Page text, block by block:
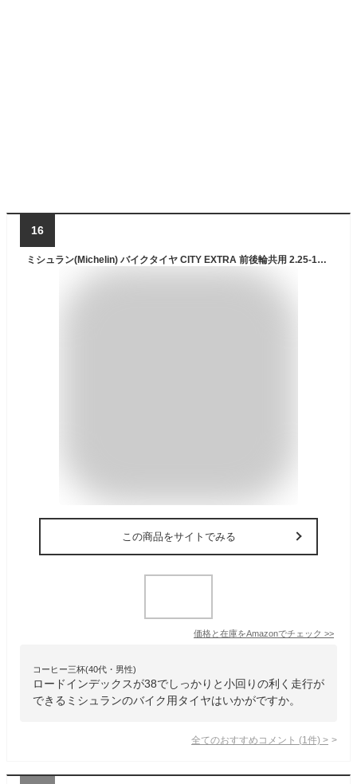
16
ミシュラン(Michelin) バイクタイヤ CITY EXTRA 前後輪共用 2.25-17 M/C 38P REINF チューブタイプ(TT) 321766
この商品をサイトでみる
価格と在庫をAmazonでチェック >>
コーヒー三杯(40代・男性)
ロードインデックスが38でしっかりと小回りの利く走行が
できるミシュランのバイク用タイヤはいかがですか。
全てのおすすめコメント (1 件) >